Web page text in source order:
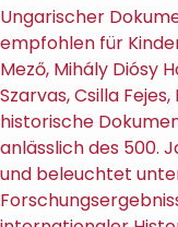
Ungarischer
empfohlen für
Mező, Mihály Diósy
Szarvas, Csilla
historische
anlässlich des 500.
und beleuchtet